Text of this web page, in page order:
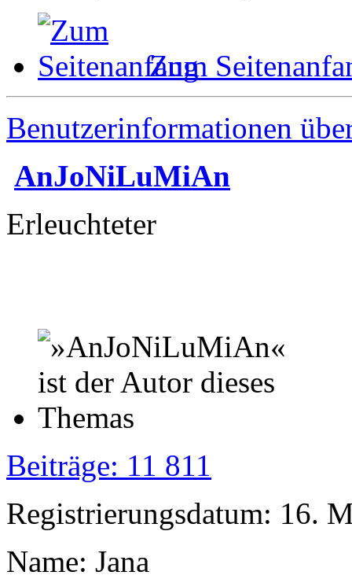
Zum
Benutzerinformationen
AnJoNiLuMiAn
Erleuchteter
Beiträge: 11 811
Registrierungsdatum: 16.
Name: Jana